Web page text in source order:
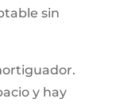
sin
y hay